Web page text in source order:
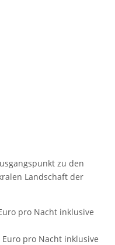
zu den
Landschaft der
pro Nacht inklusive
pro Nacht inklusive